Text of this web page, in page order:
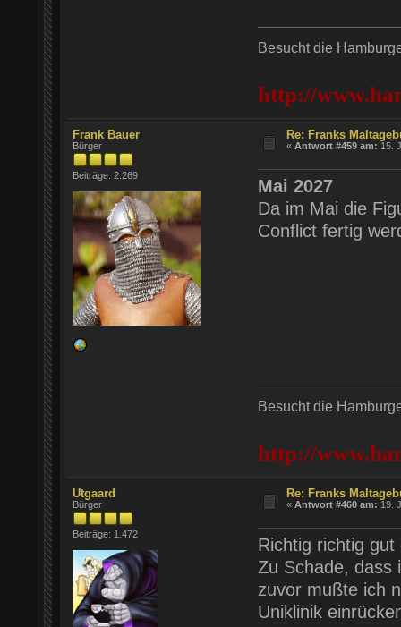
Besucht die
http://
Frank Bauer
Bürger
Beiträge: 2.269
Re: Franks
«Antwort #459 am: 15.
Mai 2027
Da im Mai die
Conflict fertig
Besucht die
http://
Utgaard
Bürger
Beiträge: 1.472
Re: Franks
«Antwort #460 am: 19.
Richtig richtig gut
Zu Schade, dass
zuvor mußte ich
Uniklinik